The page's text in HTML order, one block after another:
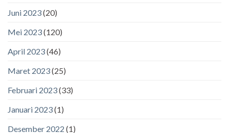
Juni 2023(20)
Mei 2023(120)
April 2023(46)
Maret 2023(25)
Februari 2023(33)
Januari 2023(1)
Desember 2022 (1)